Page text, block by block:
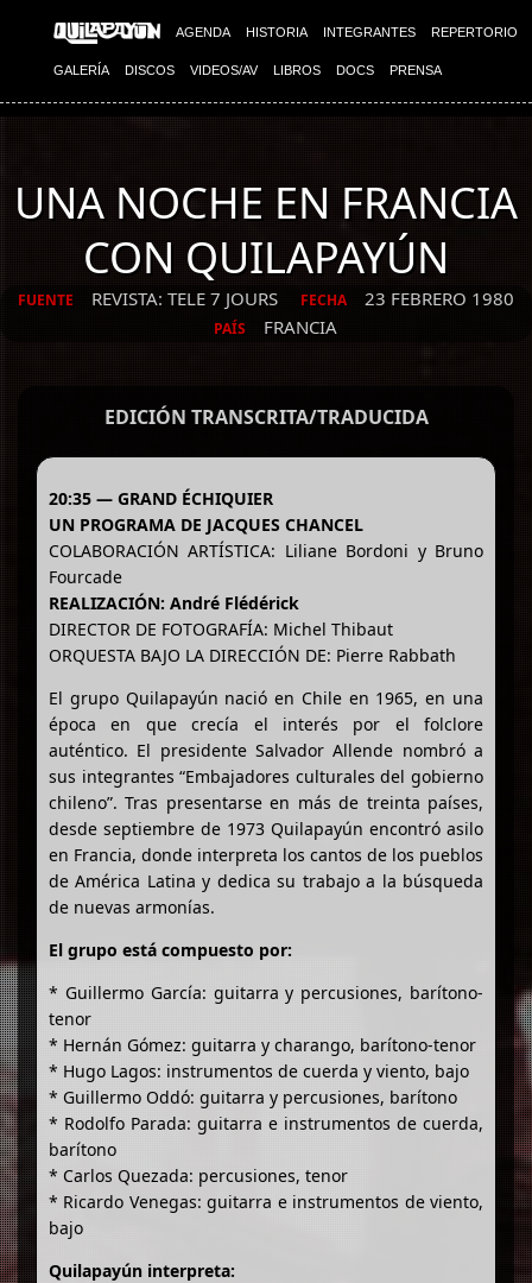
AGENDA HISTORIA INTEGRANTES REPERTORIO
GALERÍA DISCOS VIDEOS/AV LIBROS DOCS PRENSA
UNA NOCHE EN FRANCIA
CON QUILAPAYÚN
FUENTE REVISTA: TELE 7 JOURS FECHA 23 FEBRERO 1980
PAÍS FRANCIA
EDICIÓN TRANSCRITA/TRADUCIDA
20:35 — GRAND ÉCHIQUIER
UN PROGRAMA DE JACQUES CHANCEL
COLABORACIÓN ARTÍSTICA: Liliane Bordoni y Bruno
Fourcade
REALIZACIÓN: André Flédérick
DIRECTOR DE FOTOGRAFÍA: Michel Thibaut
ORQUESTA BAJO LA DIRECCIÓN DE: Pierre Rabbath
El grupo Quilapayún nació en Chile en 1965, en una
época en que crecía el interés por el folclore
auténtico. El presidente Salvador Allende nombró a
sus integrantes “Embajadores culturales del gobierno
chileno”. Tras presentarse en más de treinta países,
desde septiembre de 1973 Quilapayún encontró asilo
en Francia, donde interpreta los cantos de los pueblos
de América Latina y dedica su trabajo a la búsqueda
de nuevas armonías.
El grupo está compuesto por:
* Guillermo García: guitarra y percusiones, barítono-
tenor
* Hernán Gómez: guitarra y charango, barítono-tenor
* Hugo Lagos: instrumentos de cuerda y viento, bajo
* Guillermo Oddó: guitarra y percusiones, barítono
* Rodolfo Parada: guitarra e instrumentos de cuerda,
barítono
* Carlos Quezada: percusiones, tenor
* Ricardo Venegas: guitarra e instrumentos de viento,
bajo
Quilapayún interpreta: